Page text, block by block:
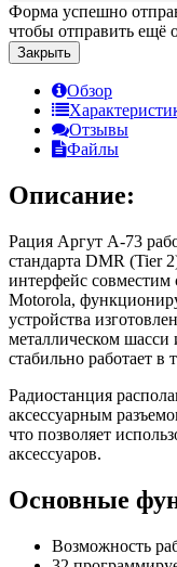
Форма успешно
чтобы отправить ещё
Закрыть
Обзор
Отзывы
Файлы
Описание:
Рация Аргут А-73
стандарта DMR (Tier
интерфейс совместим
Motorola,
устройства
металлическом шасси
стабильно работает в
Радиостанция
аксессуарным
что позволяет
аксессуаров.
Основные
Возможность